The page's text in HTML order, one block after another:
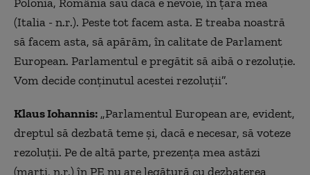
Polonia, România sau dacă e nevoie, în țara mea
(Italia - n.r.). Peste tot facem asta. E treaba noastră
să facem asta, să apărăm, în calitate de Parlament
European. Parlamentul e pregătit să aibă o rezoluție.
Vom decide conținutul acestei rezoluții”.
Klaus Iohannis:„Parlamentul European are, evident,
dreptul să dezbată teme şi, dacă e necesar, să voteze
rezoluţii. Pe de altă parte, prezenţa mea astăzi
(marţi, n.r.) în PE nu are legătură cu dezbaterea